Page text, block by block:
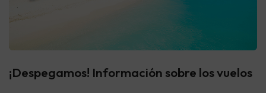
¡Despegamos! Información sobre los vuelos